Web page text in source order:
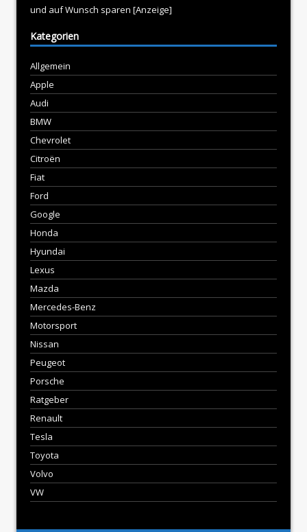
und auf Wunsch sparen [Anzeige]
Kategorien
Allgemein
Apple
Audi
BMW
Chevrolet
Citroën
Fiat
Ford
Google
Honda
Hyundai
Lexus
Mazda
Mercedes-Benz
Motorsport
Nissan
Peugeot
Porsche
Ratgeber
Renault
Tesla
Toyota
Volvo
VW